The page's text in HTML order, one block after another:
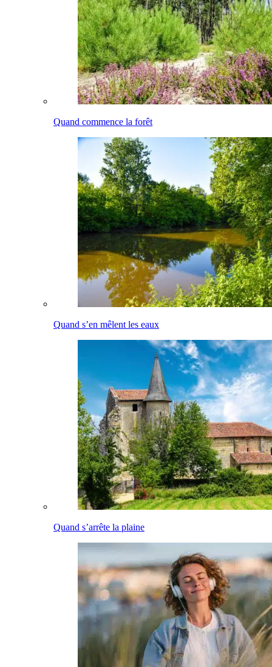
Quand commence la forêt
Quand s’en mêlent les eaux
Quand s’arrête la plaine